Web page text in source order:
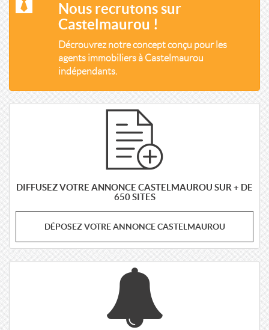
Nous recrutons sur
Castelmaurou !
Décrouvrez notre concept conçu pour les
agents immobiliers à Castelmaurou
indépendants.
DIFFUSEZ VOTRE ANNONCE CASTELMAUROU SUR + DE
650 SITES
DÉPOSEZ VOTRE ANNONCE CASTELMAUROU